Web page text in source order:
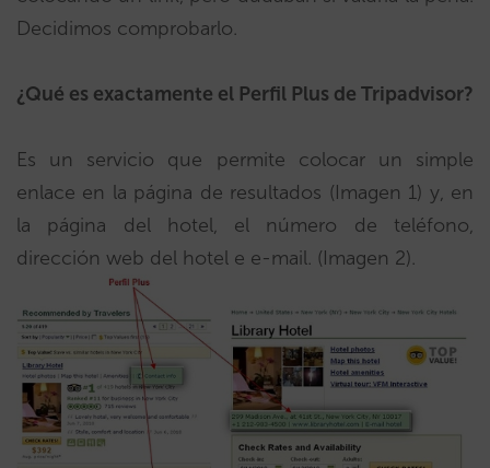
Decidimos comprobarlo.
¿Qué es exactamente el Perfil Plus de Tripadvisor?
Es un servicio que permite colocar un simple
enlace en la página de resultados (Imagen 1) y, en
la página del hotel, el número de teléfono,
dirección web del hotel e e-mail. (Imagen 2).